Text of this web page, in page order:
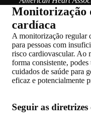
Monitorização
cardíaca
A monitorização regular
para pessoas com
risco cardiovascular. Ao
forma consistente,
cuidados de saúde para
eficaz e potencialmente
Seguir as diretrizes